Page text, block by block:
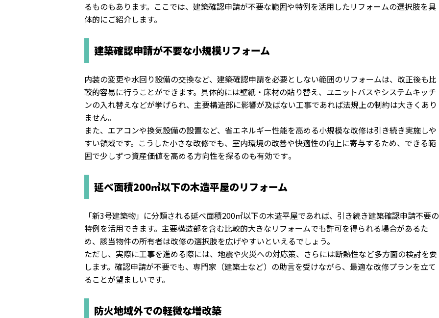
るものもあります。ここでは、 建築確認申請が不要な範囲や特例を活用したリフォームの選択肢を具
体的にご紹介します。
建築確認申請が不要な小規模リフォーム
内装の変更や水回り設備の交換など、 建築確認申請を必要としない範囲のリフォームは、 改正後も比
較的容易に行うことができます。具体的には壁紙・ 床材の貼り替え、 ユニットバスやシステムキッチ
ンの入れ替えなどが挙げられ、 主要構造部に影響が及ばない工事であれば法規上の制約は大きくあり
ません。
また、エアコンや換気設備の設置など、 省エネルギー性能を高める小規模な改修は引き続き実施しや
すい領域です。こうした小さな改修でも、 室内環境の改善や快適性の向上に寄与するため、 できる範
囲で少しずつ資産価値を高める方向性を探るのも有効です。
延べ面積200㎡以下の木造平屋のリフォーム
「新3号建築物」に分類される延べ面積200㎡以下の木造平屋であれば、 引き続き建築確認申請不要の
特例を活用できます。 主要構造部を含む比較的大きなリフォームでも許可を得られる場合があるた
め、 該当物件の所有者は改修の選択肢を広げやすいといえるでしょう。
ただし、実際に工事を進める際には、地震や火災への対応策、 さらには断熱性など多方面の検討を要
します。 確認申請が不要でも、専門家（建築士など）の助言を受けながら、 最適な改修プランを立て
ることが望ましいです。
防火地域外での軽微な増改築